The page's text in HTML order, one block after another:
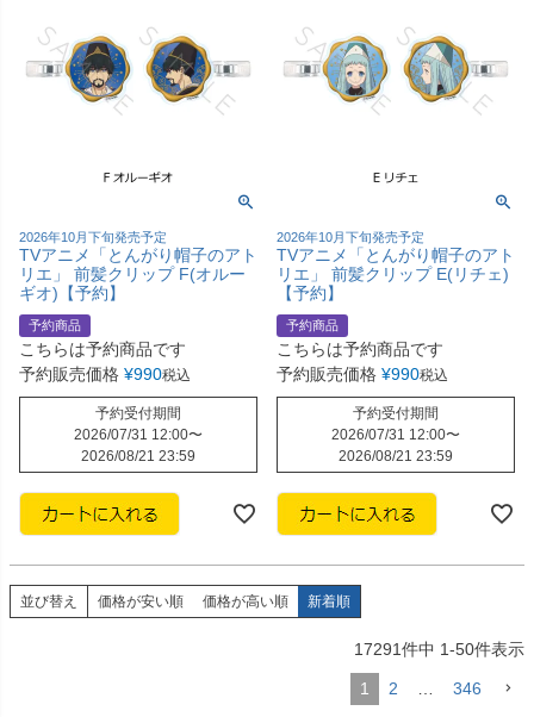
2026年10月下旬発売予定
TVアニメ「とんがり帽子のアト
リエ」 前髪クリップ F(オルー
ギオ)【予約】
予約商品
こちらは予約商品です
予約販売価格 ¥990税込
予約受付期間
2026/07/31 12:00〜
2026/08/21 23:59
2026年10月下旬発売予定
TVアニメ「とんがり帽子のアト
リエ」 前髪クリップ E(リチェ)
【予約】
予約商品
こちらは予約商品です
予約販売価格 ¥990税込
予約受付期間
2026/07/31 12:00〜
2026/08/21 23:59
並び替え 価格が安い順 価格が高い順 新着順
17291件中 1-50件表示
1 2 346